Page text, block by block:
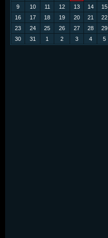
9
10 11 12 13 14
15
16
17 18 19 20 21
22
23
24 25 26 27 28
29
30
31 1 2 3 4 5